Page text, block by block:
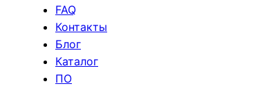
FAQ
Контакты
Блог
Каталог
ПО